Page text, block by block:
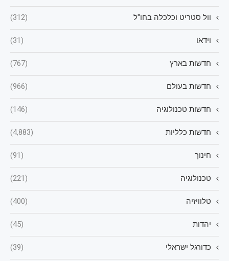
וול סטריט וכלכלה בחו"ל (312)
וידאו (31)
חדשות בארץ (767)
חדשות בעולם (966)
חדשות טכנולוגיה (146)
חדשות כלליות (4,883)
חינוך (91)
טכנולוגיה (221)
טלוויזיה (400)
יהדות (45)
כדורגל ישראלי (39)